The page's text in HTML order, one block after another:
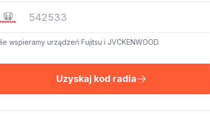
wspieramy urządzeń Fujitsu i JVCKENWOOD.
Uzyskaj kod radia